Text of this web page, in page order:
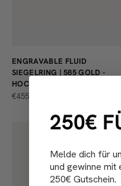
ENGRAVABLE FLUID
SIEGELRING | 585 GOLD -
HOCHGLANZ
ANGEBOT
€455,00
250€
Melde dich für
und gewinne mit
250€ Gutschein.